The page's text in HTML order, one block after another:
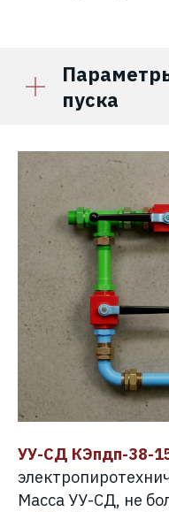
пуска
УУ-СД КЭпдп-38-
Масса УУ-СД, не